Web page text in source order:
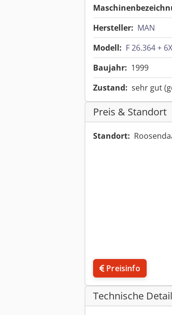
Hersteller: MAN
Modell: F 26.364 +
Baujahr: 1999
Zustand: sehr gut
Preis & Standort
Standort:
Preisinfo
Technische